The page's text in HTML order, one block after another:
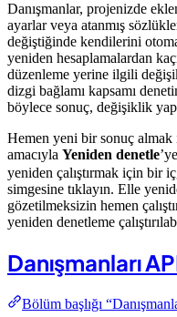
Danışmanlar, projenizde
ayarlar veya atanmış
değiştiğinde kendilerini
yeniden hesaplamalardan
düzenleme yerine ilgili
dizgi bağlamı kapsamı
böylece sonuç, değişiklik
Hemen yeni bir sonuç almak
amacıyla Yeniden denetle
yeniden çalıştırmak için bir
simgesine tıklayın. Elle
gözetilmeksizin hemen
yeniden denetleme
Danışmanları
Bölüm başlığı